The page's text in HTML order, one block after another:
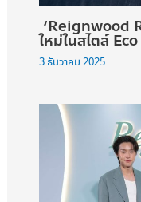
‘Reignwood
ใหม่ในสไตล์
3 ธันวาคม 2025